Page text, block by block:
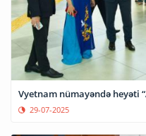
Vyetnam nümayəndə heyəti
29-07-2025